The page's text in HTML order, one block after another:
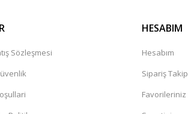
Sözleşmesi
HESABIM
Hesabım
Sipariş Takip
Favorileriniz